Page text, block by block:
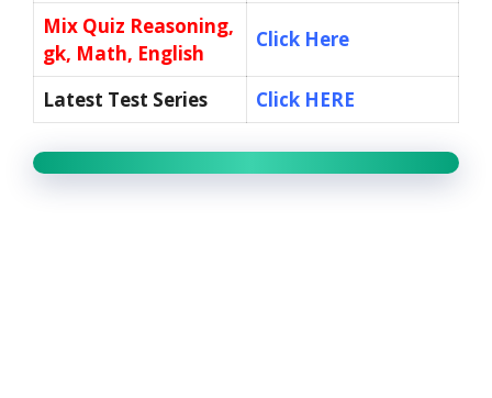
Mix Quiz Reasoning,
gk, Math, English
Click Here
Latest Test Series Click HERE